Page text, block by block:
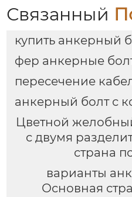
Связанный
купить анкерный
фер анкерные
пересечение
анкерный болт с
Цветной
с двумя
страна
варианты
Основная